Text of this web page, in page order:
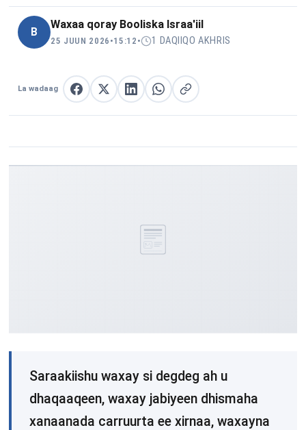
B
Waxaa qoray Booliska Israa'iil
25 JUUN 2026 •15:12 • 1 DAQIIQO AKHRIS
La wadaag La wadaag Facebook
La wadaag XLa wadaag LinkedIn
La wadaag WhatsApp
Nuqul link
Saraakiishu waxay si degdeg ah u
dhaqaaqeen, waxay jabiyeen dhismaha
xanaanada carruurta ee xirnaa, waxayna